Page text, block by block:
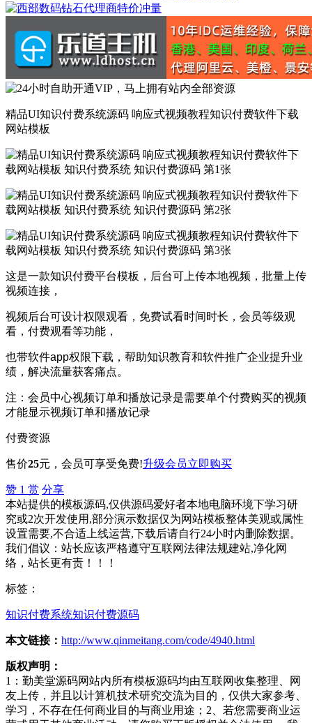
精品UI知识付费系统源码 响应式视频教程知识付费软件下载
网站模板
这是一款知识付费平台模板，后台可上传本地视频，批量上传
视频连接，
视频后台可设计权限观看，免费试看时间时长，会员等级观
看，付费观看等功能，
也带软件app权限下载，帮助知识教育和软件推广企业提升业
绩，解决流量获客痛点。
注：会员中心视频订单和播放记录是需要单个付费购买的视频
才能显示视频订单和播放记录
付费资源
售价25元 ，会员可享受免费!升级会员立即购买
赞 1 赏 分享
本站提供的模板源码,仅供源码爱好者本地电脑环境下学习研
究或2次开发使用,部分演示数据仅为网站模板整体美观或属性
设置需要,不合适上线运营,下载后请自行24小时内删除数据。
我们倡议：站长应该严格遵守互联网法律法规建站,净化网
络，站长更有责！！！
标签：
知识付费系统知识付费源码
本文链接： http://www.qinmeitang.com/code/4940.html
版权声明：
1：勤美堂源码网站内所有模板源码均由互联网收集整理、网
友上传，并且以计算机技术研究交流为目的，仅供大家参考、
学习，不存在任何商业目的与商业用途；2、若您需要商业运